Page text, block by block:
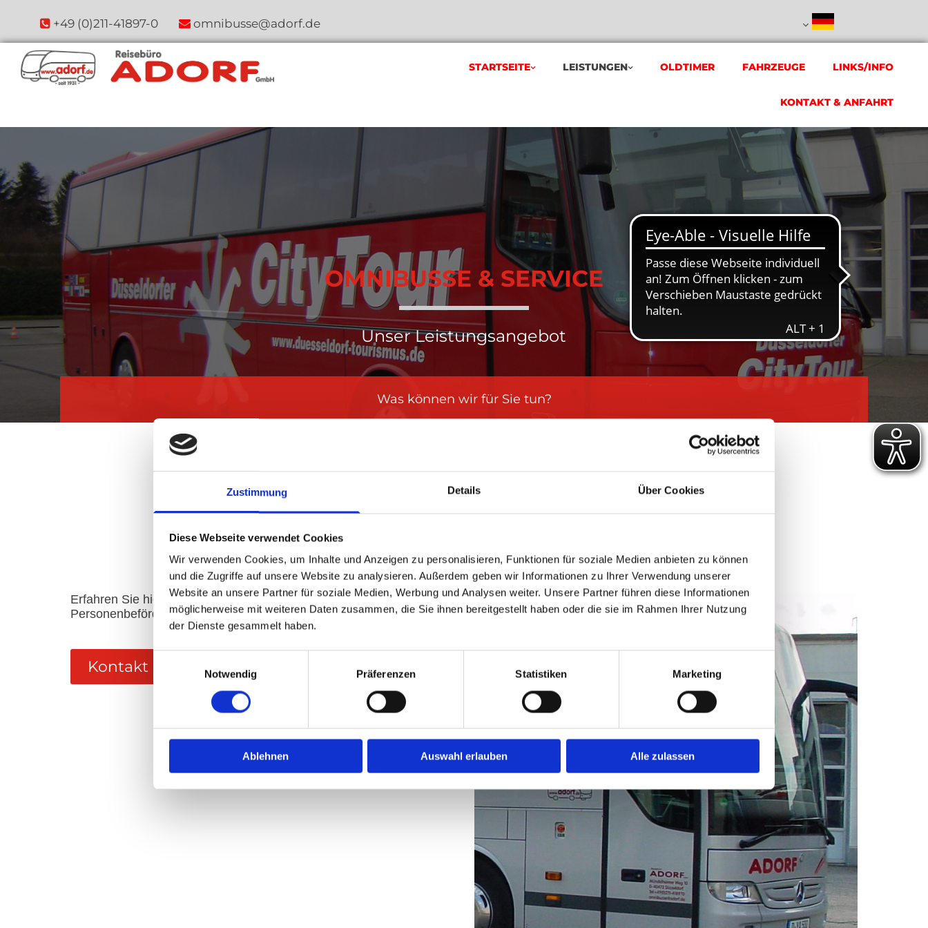
Zustimmung Details Über Cookies
Diese Webseite verwendet Cookies
Wir verwenden Cookies, um Inhalte und Anzeigen zu personalisieren, Funktionen für soziale Medien anbieten zu können
und die Zugriffe auf unsere Website zu analysieren. Außerdem geben wir Informationen zu Ihrer Verwendung unserer
Website an unsere Partner für soziale Medien, Werbung und Analysen weiter. Unsere Partner führen diese Informationen
möglicherweise mit weiteren Daten zusammen, die Sie ihnen bereitgestellt haben oder die sie im Rahmen Ihrer Nutzung
der Dienste gesammelt haben.
Notwendig
Präferenzen Statistiken Marketing
Ablehnen Auswahl erlauben Alle zulassen
 +49 (0)211-41897-0  omnibusse@adorf.de
STARTSEITE LEISTUNGEN OLDTIMER FAHRZEUGE LINKS/INFO
KONTAKT & ANFAHRT
OMNIBUSSE & SERVICE
Unser Leistungsangebot
Was können wir für Sie tun?
REISEBÜRO ADORF GMBH
UNSERE LEISTUNGEN
Erfahren Sie hier, was wir neben den
Personenbeförderungsleistungen noch anbieten.
Kontakt